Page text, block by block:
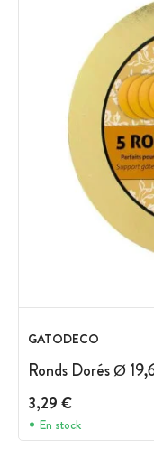
GATODECO
Ronds Dorés Ø
3,29 €
En stock